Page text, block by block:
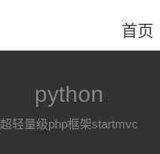
首页
python
超轻量级php框架startmvc